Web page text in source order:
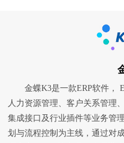
金蝶K3是一款ERP软件，
人力资源管理、客户关系管理
集成接口及行业插件等业务管
划与流程控制为主线，通过对